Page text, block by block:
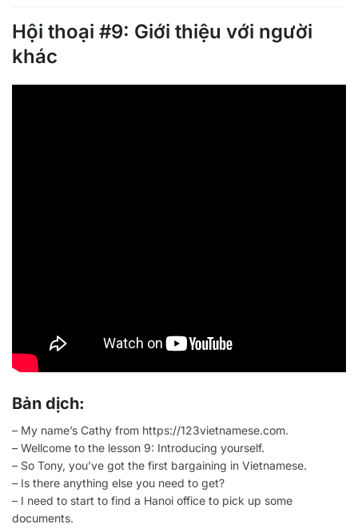
Hội thoại #9: Giới thiệu với người
khác
Bản dịch:
– My name’s Cathy from https://123vietnamese.com.
– Wellcome to the lesson 9: Introducing yourself.
– So Tony, you’ve got the first bargaining in Vietnamese.
– Is there anything else you need to get?
– I need to start to find a Hanoi office to pick up some
documents.